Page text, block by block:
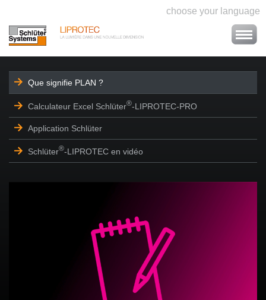
choose your language
Que signifie PLAN ?
Calculateur Excel Schlüter®-LIPROTEC-PRO
Application Schlüter
Schlüter®-LIPROTEC en vidéo